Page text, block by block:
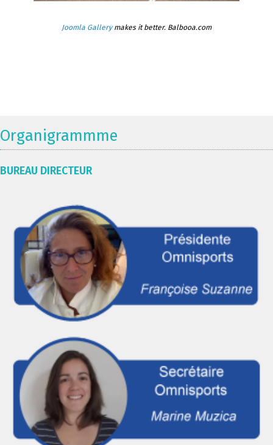
Joomla Gallerymakes it better. Balbooa.com
Organigrammme
BUREAU DIRECTEUR